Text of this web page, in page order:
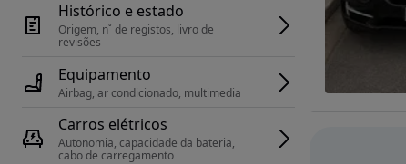
Histórico e estado
Origem, n˚ de registos, livro de
revisões
Equipamento
Airbag, ar condicionado, multimedia
Carros elétricos
Autonomia, capacidade da bateria,
cabo de carregamento